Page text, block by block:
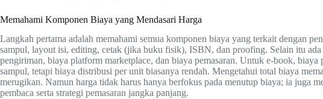
Memahami Komponen Biaya yang Mendasari Harga
Langkah pertama adalah memahami semua komponen biaya yang terkait dengan
sampul, layout isi, editing, cetak (jika buku fisik), ISBN, dan proofing. Selain itu ada
pengiriman, biaya platform marketplace, dan biaya pemasaran. Untuk e-book, biaya
sampul, tetapi biaya distribusi per unit biasanya rendah. Mengetahui total biaya
merugikan. Namun harga tidak harus hanya berfokus pada menutup biaya; ia juga
pembaca serta strategi pemasaran jangka panjang.